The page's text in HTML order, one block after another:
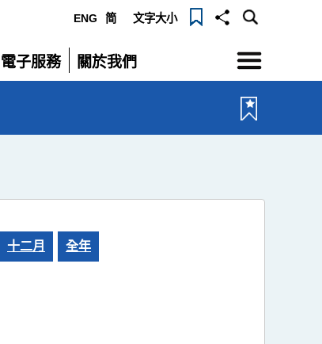
ENG 简 文字大小
電子服務
展
關於我們
展
選
單
十二月 全年